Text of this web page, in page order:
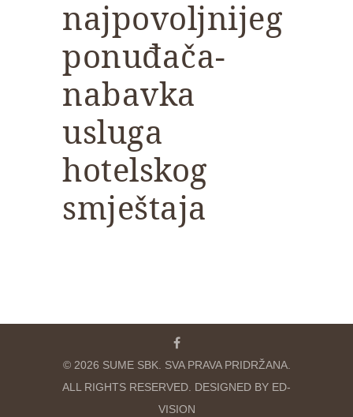
najpovoljnijeg
ponuđača-
nabavka
usluga
hotelskog
smještaja
© 2026 SUME SBK. SVA PRAVA PRIDRŽANA.
ALL RIGHTS RESERVED. DESIGNED BY ED-
VISION